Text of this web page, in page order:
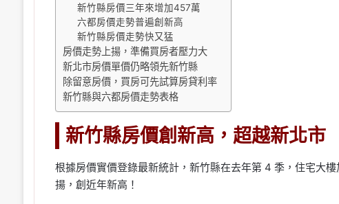
新竹縣房價三年來增加457萬
六都房價走勢普遍創新高
新竹縣房價走勢快又猛
房價走勢上揚，準備買房者壓力大
新北市房價單價仍略領先新竹縣
除留意房價，買房可先試算房貸利率
新竹縣與六都房價走勢表格
新竹縣房價創新高，超越新北市
根據房價實價登錄最新統計，新竹縣在去年第 4 季，住宅大
揚，創近年新高！